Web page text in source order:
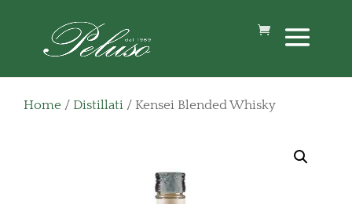
Home / Distillati / Kensei Blended Whisky